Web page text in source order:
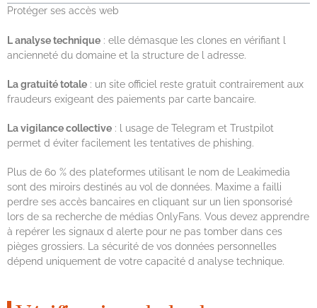
Protéger ses accès web
L analyse technique : elle démasque les clones en vérifiant l
ancienneté du domaine et la structure de l adresse.
La gratuité totale : un site officiel reste gratuit contrairement aux
fraudeurs exigeant des paiements par carte bancaire.
La vigilance collective : l usage de Telegram et Trustpilot
permet d éviter facilement les tentatives de phishing.
Plus de 60 % des plateformes utilisant le nom de Leakimedia
sont des miroirs destinés au vol de données. Maxime a failli
perdre ses accès bancaires en cliquant sur un lien sponsorisé
lors de sa recherche de médias OnlyFans. Vous devez apprendre
à repérer les signaux d alerte pour ne pas tomber dans ces
pièges grossiers. La sécurité de vos données personnelles
dépend uniquement de votre capacité d analyse technique.